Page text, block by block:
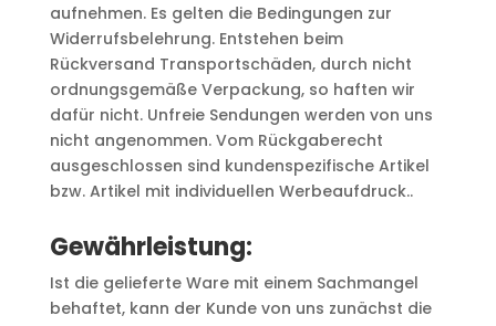
aufnehmen. Es gelten die Bedingungen zur
Widerrufsbelehrung. Entstehen beim
Rückversand Transportschäden, durch nicht
ordnungsgemäße Verpackung, so haften wir
dafür nicht. Unfreie Sendungen werden von uns
nicht angenommen. Vom Rückgaberecht
ausgeschlossen sind kundenspezifische Artikel
bzw. Artikel mit individuellen Werbeaufdruck..
Gewährleistung:
Ist die gelieferte Ware mit einem Sachmangel
behaftet, kann der Kunde von uns zunächst die